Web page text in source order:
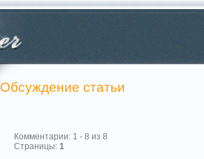
Обсуждение статьи
Комментарии: 1 - 8 из 8
Страницы: 1